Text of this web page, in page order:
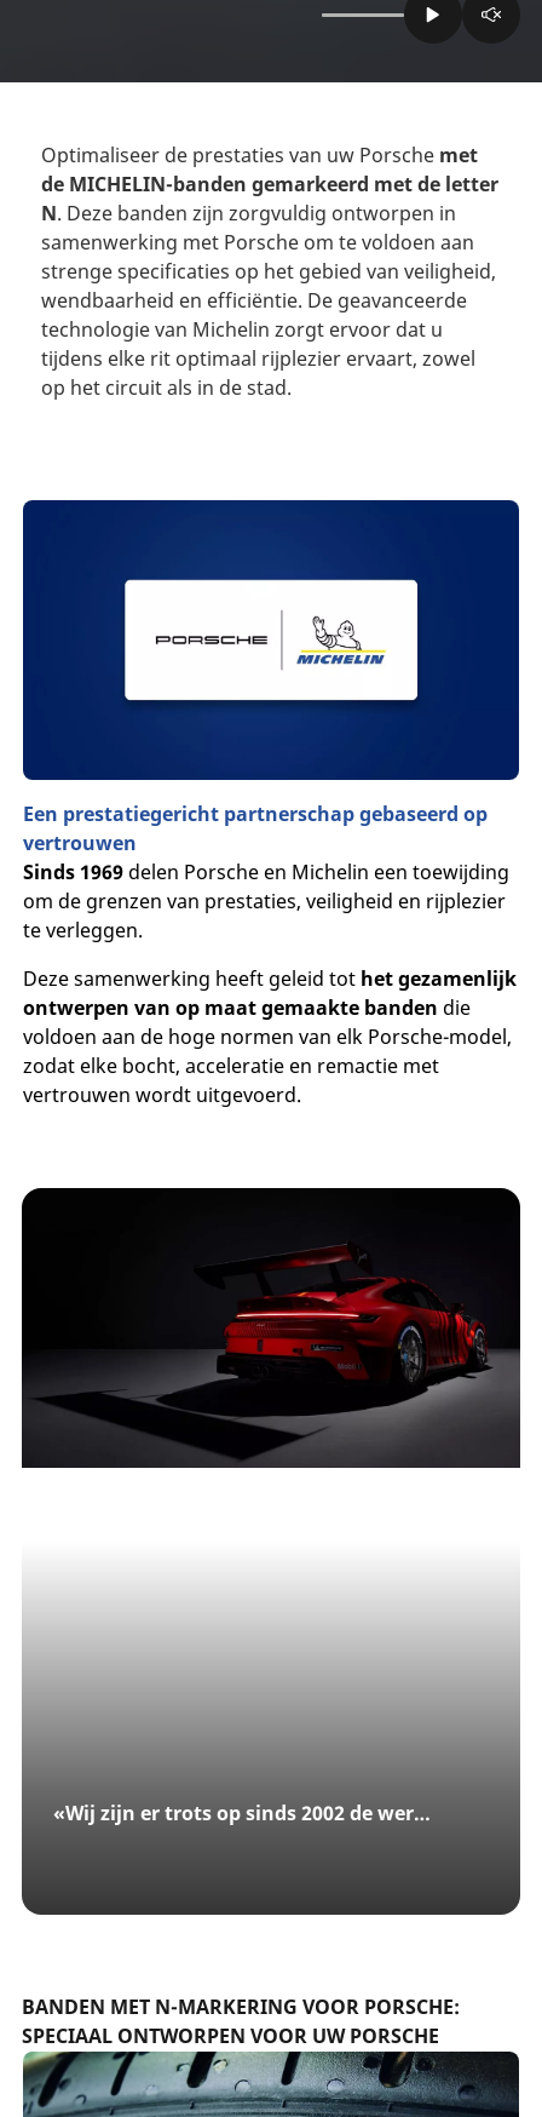
Optimaliseer de prestaties van uw Porsche met
de MICHELIN-banden gemarkeerd met de letter
N. Deze banden zijn zorgvuldig ontworpen in
samenwerking met Porsche om te voldoen aan
strenge specificaties op het gebied van veiligheid,
wendbaarheid en efficiëntie. De geavanceerde
technologie van Michelin zorgt ervoor dat u
tijdens elke rit optimaal rijplezier ervaart, zowel
op het circuit als in de stad.
Een prestatiegericht partnerschap gebaseerd op
vertrouwen
Sinds 1969delen Porsche en Michelin een toewijding
om de grenzen van prestaties, veiligheid en rijplezier
te verleggen.
Deze samenwerking heeft geleid tot het gezamenlijk
ontwerpen van op maat gemaakte banden die
voldoen aan de hoge normen van elk Porsche-model,
zodat elke bocht, acceleratie en remactie met
vertrouwen wordt uitgevoerd.
«Wij zijn er trots op sinds 2002 de wereldwijde bandenpartner van Porsche te zijn.»
BANDEN MET N-MARKERING VOOR PORSCHE:
SPECIAAL ONTWORPEN VOOR UW PORSCHE